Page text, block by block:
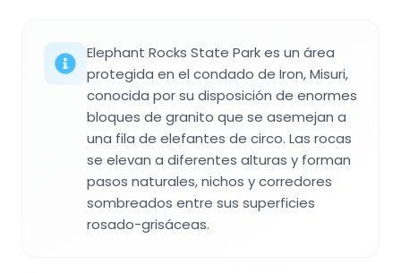
Elephant Rocks State Park es un área
protegida en el condado de Iron, Misuri,
conocida por su disposición de enormes
bloques de granito que se asemejan a
una fila de elefantes de circo. Las rocas
se elevan a diferentes alturas y forman
pasos naturales, nichos y corredores
sombreados entre sus superficies
rosado-grisáceas.